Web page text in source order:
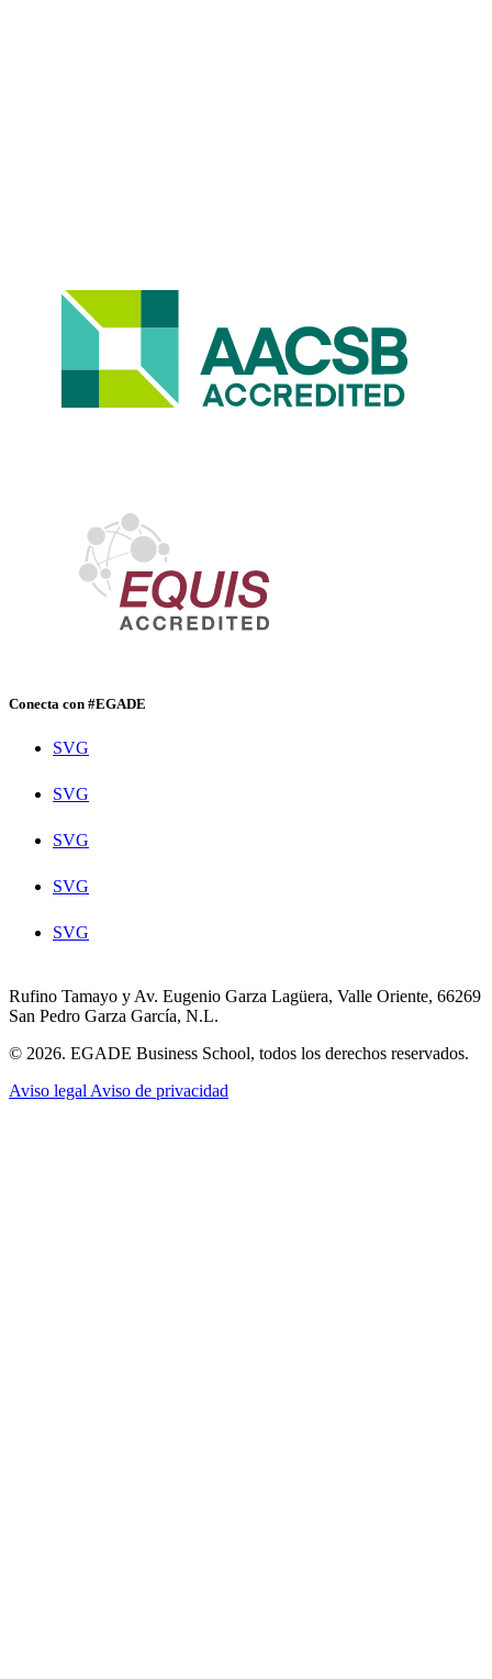
Conecta con #EGADE
SVG
SVG
SVG
SVG
SVG
Rufino Tamayo y Av. Eugenio Garza Lagüera, Valle Oriente, 66269
San Pedro Garza García, N.L.
© 2026. EGADE Business School, todos los derechos reservados.
Aviso legal Aviso de privacidad